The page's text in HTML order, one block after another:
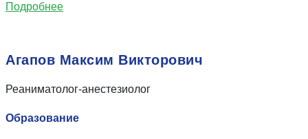
Подробнее
Агапов Максим Викторович
Реаниматолог-анестезиолог
Образование